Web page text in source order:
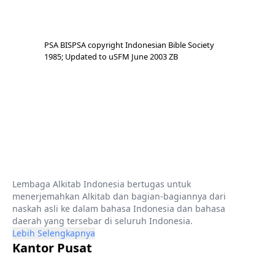
PSA BISPSA copyright Indonesian Bible Society
1985; Updated to uSFM June 2003 ZB
Lembaga Alkitab Indonesia bertugas untuk
menerjemahkan Alkitab dan bagian-bagiannya dari
naskah asli ke dalam bahasa Indonesia dan bahasa
daerah yang tersebar di seluruh Indonesia.
Lebih Selengkapnya
Kantor Pusat